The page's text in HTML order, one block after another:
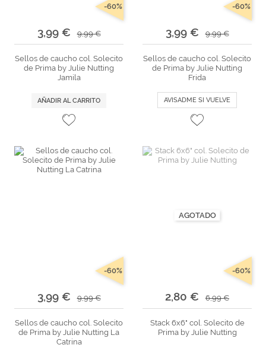
3,99 € 9,99 €
-60%
Sellos de caucho col. Solecito
de Prima by Julie Nutting
Jamila
AÑADIR AL CARRITO
3,99 € 9,99 €
-60%
Sellos de caucho col. Solecito
de Prima by Julie Nutting
Frida
AVISADME SI VUELVE
3,99 € 9,99 €
-60%
Sellos de caucho col. Solecito
de Prima by Julie Nutting La
Catrina
AGOTADO
2,80 € 6,99 €
-60%
Stack 6x6" col. Solecito de
Prima by Julie Nutting